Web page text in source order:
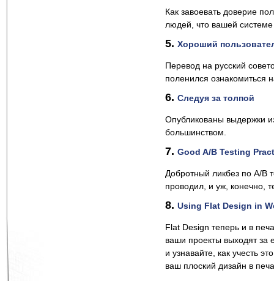
Как завоевать доверие
людей, что вашей
5. Хороший
Перевод на русский
поленился ознакомиться
6. Следуя за толпой
Опубликованы выдержки
большинством.
7. Good A/B Testing
Добротный ликбез по A/B
проводил, и уж, конечно,
8. Using Flat Design in
Flat Design теперь и в
ваши проекты выходят за
и узнавайте, как учесть
ваш плоский дизайн в